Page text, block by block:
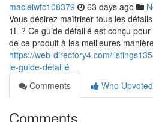
macieiwfc108379 63 days ago
Vous désirez maîtriser tous les
1L ? Ce guide détaillé est conçu
de ce produit à les meilleures
https://web-directory4.com/
le-guide-détaillé
Comments
Who Upvoted
Comments